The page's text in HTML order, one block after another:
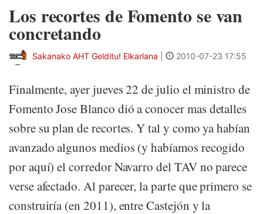
Los recortes de Fomento se van
concretando
Sakanako AHT Gelditu! Elkarlana 2010-07-23 17:55
Finalmente, ayer jueves 22 de julio el ministro de
Fomento Jose Blanco dió a conocer mas detalles
sobre su plan de recortes. Y tal y como ya habían
avanzado algunos medios (y habíamos recogido
por aquí) el corredor Navarro del TAV no parece
verse afectado. Al parecer, la parte que primero se
construiría (en 2011), entre Castejón y la